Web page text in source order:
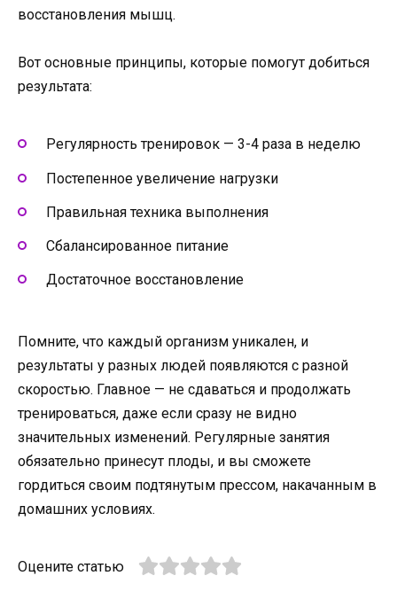
восстановления мышц.
Вот основные принципы, которые помогут добиться
результата:
Регулярность тренировок — 3-4 раза в неделю
Постепенное увеличение нагрузки
Правильная техника выполнения
Сбалансированное питание
Достаточное восстановление
Помните, что каждый организм уникален, и
результаты у разных людей появляются с разной
скоростью. Главное — не сдаваться и продолжать
тренироваться, даже если сразу не видно
значительных изменений. Регулярные занятия
обязательно принесут плоды, и вы сможете
гордиться своим подтянутым прессом, накачанным в
домашних условиях.
Оцените статью